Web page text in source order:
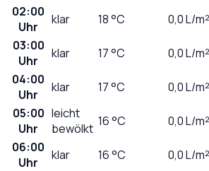
02:00
Uhr
klar 18°C 0,0L/m²
03:00
Uhr
klar 17°C 0,0L/m²
04:00
Uhr
klar 17°C 0,0L/m²
05:00
Uhr
leicht
bewölkt 16°C 0,0L/m²
06:00
Uhr
klar 16°C 0,0L/m²